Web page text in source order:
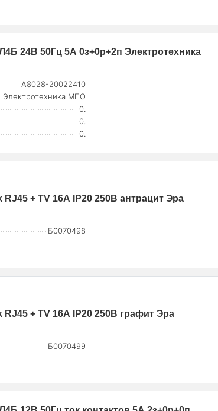
24В 50Гц 5А 0з+0р+2п Электротехника
A8028-20022410
Электротехника МПО
0.
0.
0.
+ TV 16А IP20 250В антрацит Эра
Б0070498
+ TV 16А IP20 250В графит Эра
Б0070499